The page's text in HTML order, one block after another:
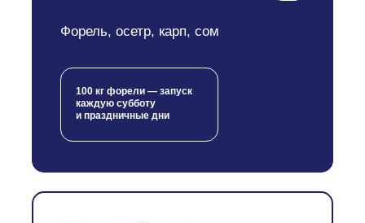
100 кг форели — запуск
каждую субботу
и праздничные дни
Форель, осетр, карп, сом
СЕМЕЙНЫЙ
ПО ФАКТУ ВЫЛОВА